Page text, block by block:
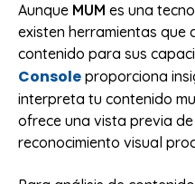
Aunque MUM es una
existen herramientas que
contenido para sus
Console proporciona
interpreta tu contenido
ofrece una vista previa
reconocimiento visual